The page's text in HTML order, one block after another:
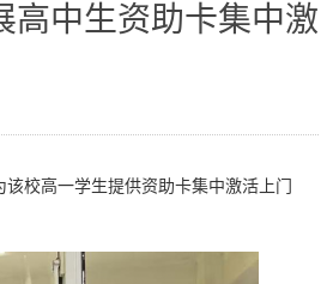
高中生资助卡集中激
校高一学生提供资助卡集中激活上门